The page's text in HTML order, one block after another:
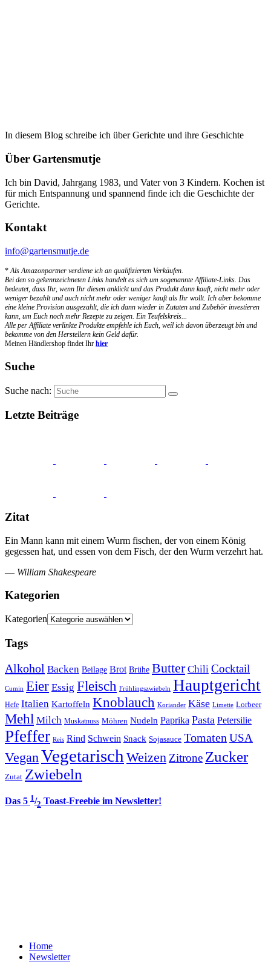
In diesem Blog schreibe ich über Gerichte und ihre Geschichte
Über Gartensmutje
Ich bin David, Jahrgang 1983, und Vater von 3 Kindern. Kochen ist
für mich Entspannung und spannend finde ich die Geschichte der
Gerichte.
Kontakt
info@gartensmutje.de
*Als Amazonpartner verdiene ich an qualifizierten Verkäufen.
Bei den so gekennzeichneten Links handelt es sich um sogenannte Affiliate-Links. Das
bedeutet, dass Ihr, wenn Ihr diesen anklickt und das Produkt dann kauft, nicht mehr oder
weniger bezahlt und auch nicht mehr oder weniger kauft als Ihr wollt. Ich aber bekomme
eine kleine Provision ausgezahlt, die ich dann wieder in Zutaten und Zubehör investieren
kann, um Euch noch mehr Rezepte zu zeigen. Ein Teufelskreis...
Alle per Affiliate verlinkte Produkte empfehle ich Euch, weil ich davon überzeugt bin und
bekomme von den Herstellern kein Geld dafür.
Meinen Händlershop findet Ihr hier
Suche
Suche nach:
Letzte Beiträge
Zitat
Ein Mann kann mit einem Wurm fischen, der von einem König
gegessen hat, und essen von dem Fisch, der den Wurm verzehrt hat.
— William Shakespeare
Kategorien
Kategorien
Tags
Alkohol Backen Beilage Brot Brühe Butter Chili Cocktail
Cumin Eier Essig Fleisch Frühlingszwiebeln Hauptgericht
Hefe Italien Kartoffeln Knoblauch Koriander Käse Limette Lorbeer
Mehl Milch Muskatnuss Möhren Nudeln Paprika Pasta Petersilie
Pfeffer Reis Rind Schwein Snack Sojasauce Tomaten USA
VeganVegetarisch Weizen Zitrone Zucker
Zutat Zwiebeln
Das 5 1/2 Toast-Freebie im Newsletter!
Home
Newsletter